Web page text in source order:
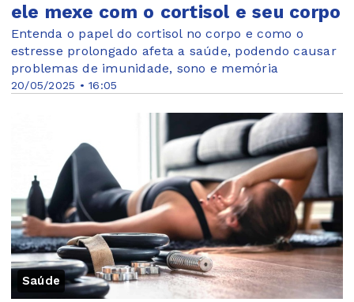
20/05/2025 • 16:05
ele mexe com o cortisol e seu corpo
Entenda o papel do cortisol no corpo e como o
estresse prolongado afeta a saúde, podendo causar
problemas de imunidade, sono e memória
Saúde